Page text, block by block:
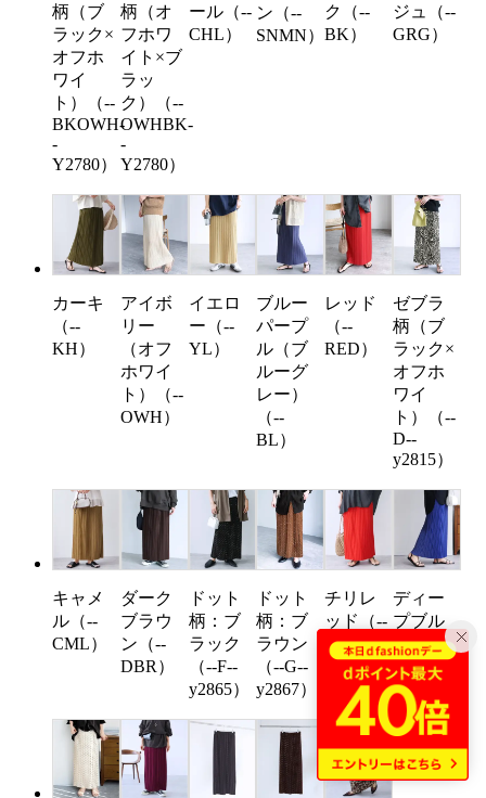
柄（ブ
ラック×
オフホ
ワイ
ト）（--
BKOWH-
-
Y2780）
柄（オ
フホワ
イト×ブ
ラッ
ク）（--
OWHBK-
-
Y2780）
ール（--
CHL）
ン（--
SNMN）
ク（--
BK）
ジュ（--
GRG）
カーキ
（--
KH）
アイボ
リー
（オフ
ホワイ
ト）（--
OWH）
イエロ
ー（--
YL）
ブルー
パープ
ル（ブ
ルーグ
レー）
（--
BL）
レッド
（--
RED）
ゼブラ
柄（ブ
ラック×
オフホ
ワイ
ト）（--
D--
y2815）
キャメ
ル（--
CML）
ダーク
ブラウ
ン（--
DBR）
ドット
柄：ブ
ラック
（--F--
y2865）
ドット
柄：ブ
ラウン
（--G--
y2867）
チリレ
ッド（--
CRD）
ディー
プブル
ー（--
DPBL）